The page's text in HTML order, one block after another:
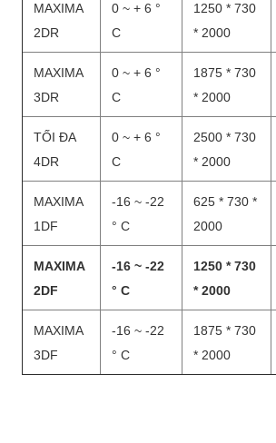
MAXIMA
2DR
0 ~ + 6 °
C
1250 * 730
* 2000
MAXIMA
3DR
0 ~ + 6 °
C
1875 * 730
* 2000
TỐI ĐA
4DR
0 ~ + 6 °
C
2500 * 730
* 2000
MAXIMA
1DF
-16 ~ -22
° C
625 * 730 *
2000
MAXIMA
2DF
-16 ~ -22
° C
1250 * 730
* 2000
MAXIMA
3DF
-16 ~ -22
° C
1875 * 730
* 2000